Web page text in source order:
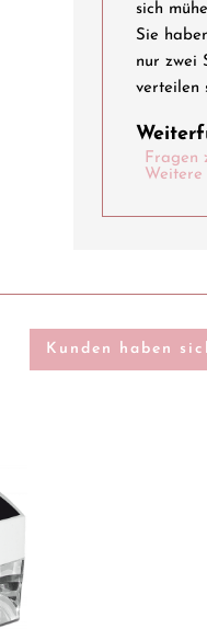
sich
Sie
nur zwei
verteilen
Fragen
Kunden haben